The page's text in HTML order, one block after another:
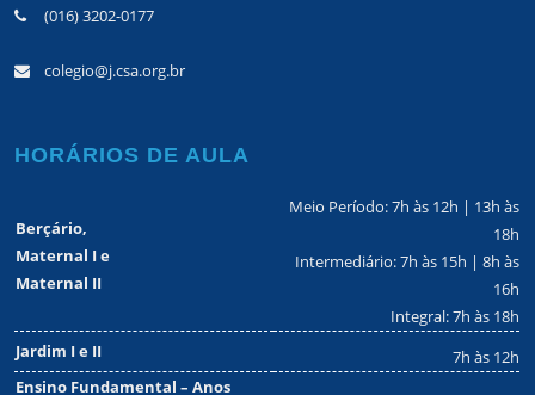
(016) 3202-0177
colegio@j.csa.org.br
HORÁRIOS DE AULA
Berçário,
Maternal I e
Maternal II
Meio Período: 7h às 12h | 13h às
18h
Intermediário: 7h às 15h | 8h às
16h
Integral: 7h às 18h
Jardim I e II
7h às 12h
Ensino Fundamental – Anos